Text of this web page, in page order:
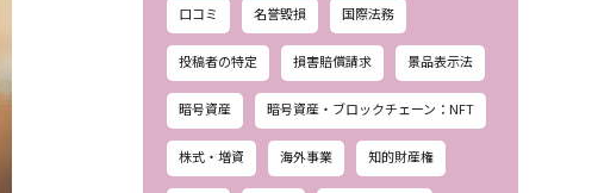
口コミ 名誉毀損 国際法務
投稿者の特定 損害賠償請求 景品表示法
暗号資産 暗号資産・ブロックチェーン：NFT
株式・増資 海外事業 知的財産権